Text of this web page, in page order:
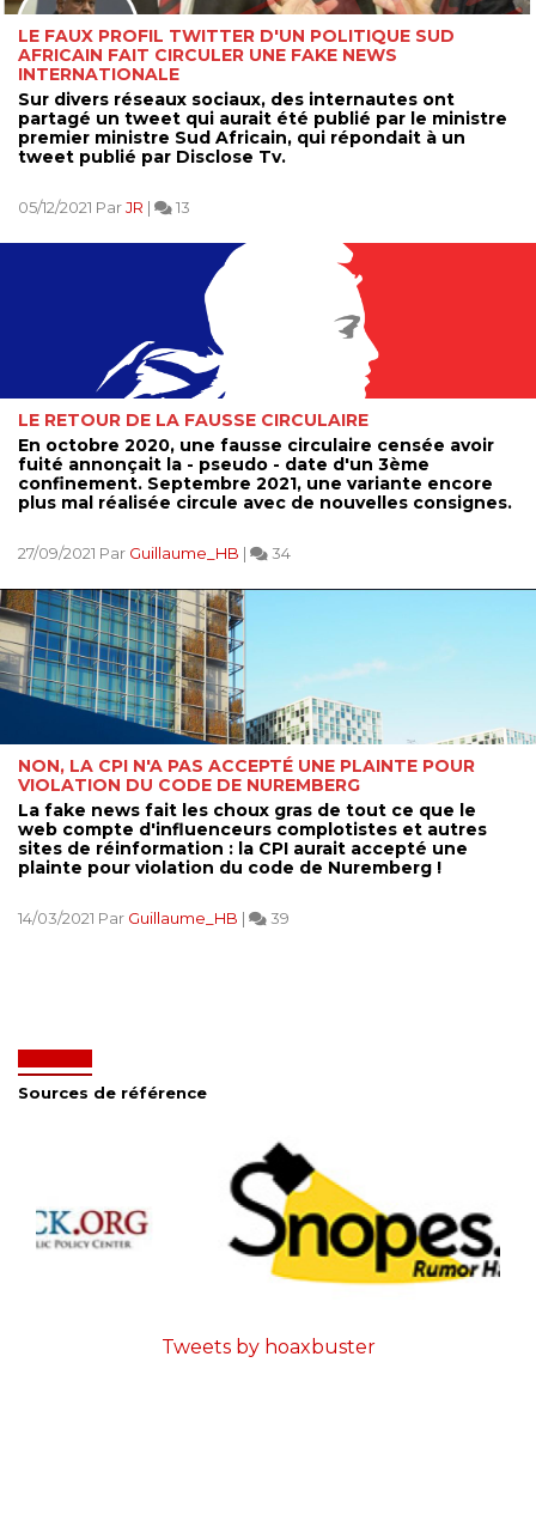
LE FAUX PROFIL TWITTER D'UN POLITIQUE SUD
AFRICAIN FAIT CIRCULER UNE FAKE NEWS
INTERNATIONALE
Sur divers réseaux sociaux, des internautes ont
partagé un tweet qui aurait été publié par le ministre
premier ministre Sud Africain, qui répondait à un
tweet publié par Disclose Tv.
05/12/2021 ParJR | 13
LE RETOUR DE LA FAUSSE CIRCULAIRE
En octobre 2020, une fausse circulaire censée avoir
fuité annonçait la - pseudo - date d'un 3ème
confinement. Septembre 2021, une variante encore
plus mal réalisée circule avec de nouvelles consignes.
27/09/2021 Par Guillaume_HB | 34
NON, LA CPI N'A PAS ACCEPTÉ UNE PLAINTE POUR
VIOLATION DU CODE DE NUREMBERG
La fake news fait les choux gras de tout ce que le
web compte d'influenceurs complotistes et autres
sites de réinformation : la CPI aurait accepté une
plainte pour violation du code de Nuremberg !
14/03/2021 Par Guillaume_HB | 39
Sources de référence
Tweets by hoaxbuster